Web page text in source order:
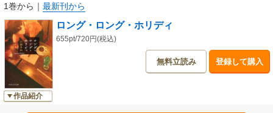
1巻から ｜ 最新刊から
作品紹介
ロング・ロング・ホリディ
655pt/720円(税込)
無料立読み 登録して購入